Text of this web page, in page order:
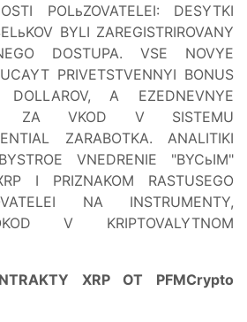
POLьZOVATELEI: DESYTKI
BYLI ZAREGISTRIROVANY
DOSTUPA. VSE NOVYE
PRIVETSTVENNYI BONUS
A EZEDNEVNYE
ZA VKOD V SISTEMU
ZARABOTKA. ANALITIKI
VNEDRENIE "BYCьIM"
I PRIZNAKOM RASTUSEGO
NA INSTRUMENTY,
V KRIPTOVALYTNOM
XRP OT PFMCrypto